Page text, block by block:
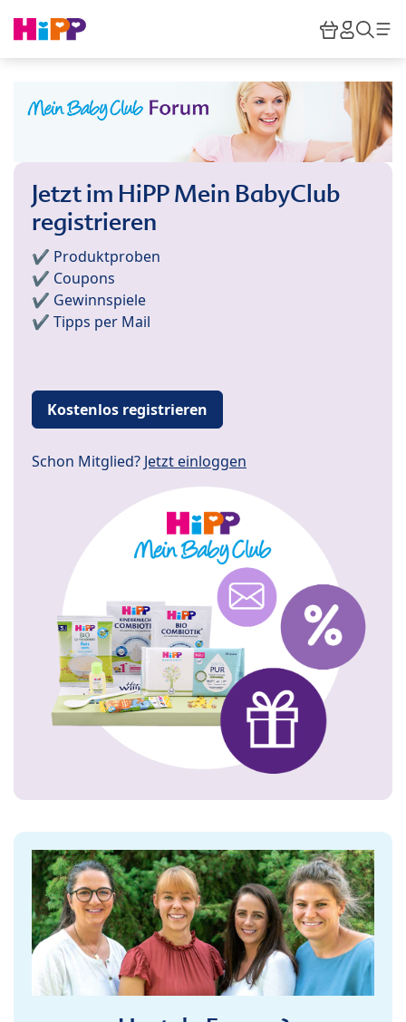
HiPP
Jetzt im HiPP Mein BabyClub
registrieren
✔️ Produktproben
✔️ Coupons
✔️ Gewinnspiele
✔️ Tipps per Mail
Kostenlos registrieren
Schon Mitglied? Jetzt einloggen